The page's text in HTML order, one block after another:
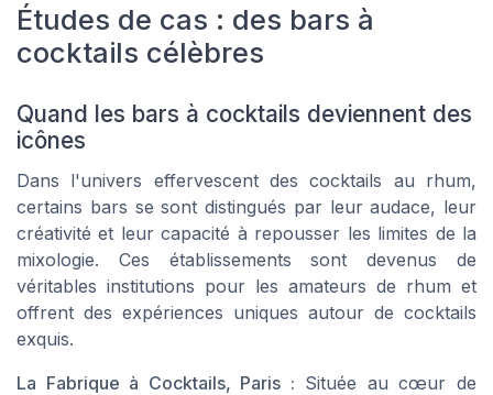
Études de cas : des bars à
cocktails célèbres
Quand les bars à cocktails deviennent des
icônes
Dans l'univers effervescent des cocktails au rhum,
certains bars se sont distingués par leur audace, leur
créativité et leur capacité à repousser les limites de la
mixologie. Ces établissements sont devenus de
véritables institutions pour les amateurs de rhum et
offrent des expériences uniques autour de cocktails
exquis.
La Fabrique à Cocktails, Paris : Située au cœur de